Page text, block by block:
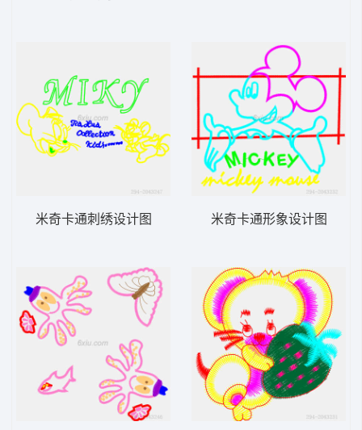
米奇卡通刺绣设计图 米奇卡通形象设计图